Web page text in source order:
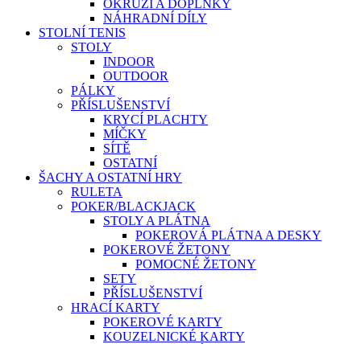
OKRUŽÍ A DOPLŇKY
NÁHRADNÍ DÍLY
STOLNÍ TENIS
STOLY
INDOOR
OUTDOOR
PÁLKY
PŘÍSLUŠENSTVÍ
KRYCÍ PLACHTY
MÍČKY
SÍTĚ
OSTATNÍ
ŠACHY A OSTATNÍ HRY
RULETA
POKER/BLACKJACK
STOLY A PLÁTNA
POKEROVÁ PLÁTNA A DESKY
POKEROVÉ ŽETONY
POMOCNÉ ŽETONY
SETY
PŘÍSLUŠENSTVÍ
HRACÍ KARTY
POKEROVÉ KARTY
KOUZELNICKÉ KARTY